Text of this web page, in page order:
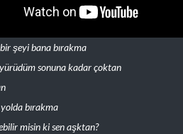
şeyi bana bırakma
sonuna kadar çoktan
bırakma
misin ki sen aşktan?